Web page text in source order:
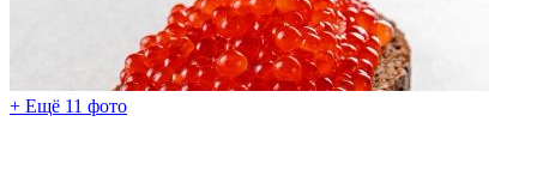
+ Ещё 11 фото